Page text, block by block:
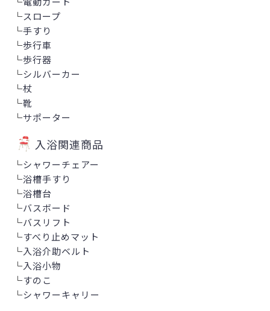
└スロープ
└手すり
└歩行車
└歩行器
└シルバーカー
└杖
└靴
└サポーター
入浴関連商品
└シャワーチェアー
└浴槽手すり
└浴槽台
└バスボード
└バスリフト
└すべり止めマット
└入浴介助ベルト
└入浴小物
└すのこ
└シャワーキャリー